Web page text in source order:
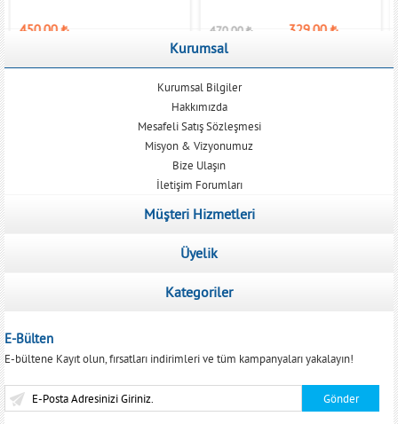
450,00₺ 470,00₺ 329,00₺
Kurumsal
Kurumsal Bilgiler
Hakkımızda
Mesafeli Satış Sözleşmesi
Misyon & Vizyonumuz
Bize Ulaşın
İletişim Forumları
Müşteri Hizmetleri
Üyelik
Kategoriler
E-Bülten
E-bültene Kayıt olun, fırsatları indirimleri ve tüm kampanyaları yakalayın!